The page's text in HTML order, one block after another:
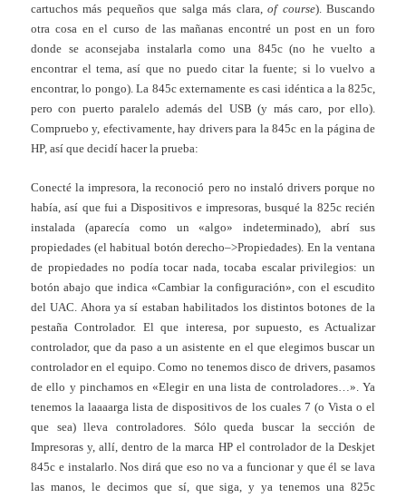
cartuchos más pequeños que salga más clara,of course). Buscando
otra cosa en el curso de las mañanas encontré un post en un foro
donde se aconsejaba instalarla como una 845c (no he vuelto a
encontrar el tema, así que no puedo citar la fuente; si lo vuelvo a
encontrar, lo pongo). La 845c externamente es casi idéntica a la 825c,
pero con puerto paralelo además del USB (y más caro, por ello).
Compruebo y, efectivamente, hay drivers para la 845c en la página de
HP, así que decidí hacer la prueba:
Conecté la impresora, la reconoció pero no instaló drivers porque no
había, así que fui a Dispositivos e impresoras, busqué la 825c recién
instalada (aparecía como un «algo» indeterminado), abrí sus
propiedades (el habitual botón derecho–>Propiedades). En la ventana
de propiedades no podía tocar nada, tocaba escalar privilegios: un
botón abajo que indica «Cambiar la configuración», con el escudito
del UAC. Ahora ya sí estaban habilitados los distintos botones de la
pestaña Controlador. El que interesa, por supuesto, es Actualizar
controlador, que da paso a un asistente en el que elegimos buscar un
controlador en el equipo. Como no tenemos disco de drivers, pasamos
de ello y pinchamos en «Elegir en una lista de controladores…». Ya
tenemos la laaaarga lista de dispositivos de los cuales 7 (o Vista o el
que sea) lleva controladores. Sólo queda buscar la sección de
Impresoras y, allí, dentro de la marca HP el controlador de la Deskjet
845c e instalarlo. Nos dirá que eso no va a funcionar y que él se lava
las manos, le decimos que sí, que siga, y ya tenemos una 825c